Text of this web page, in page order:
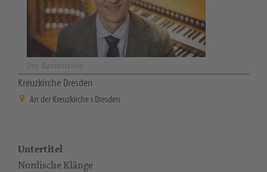
Kreuzkirche Dresden
An der Kreuzkirche 1 Dresden
Untertitel
Nordische Klänge